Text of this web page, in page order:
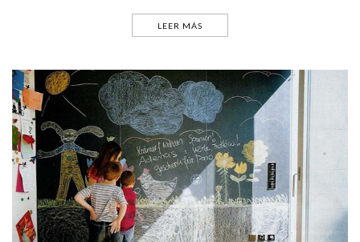
LEER MÁS